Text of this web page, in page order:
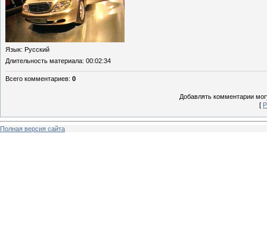
Язык: Русский
Длительность материала: 00:02:34
Всего комментариев: 0
Добавлять комментарии
[
Полная версия сайта